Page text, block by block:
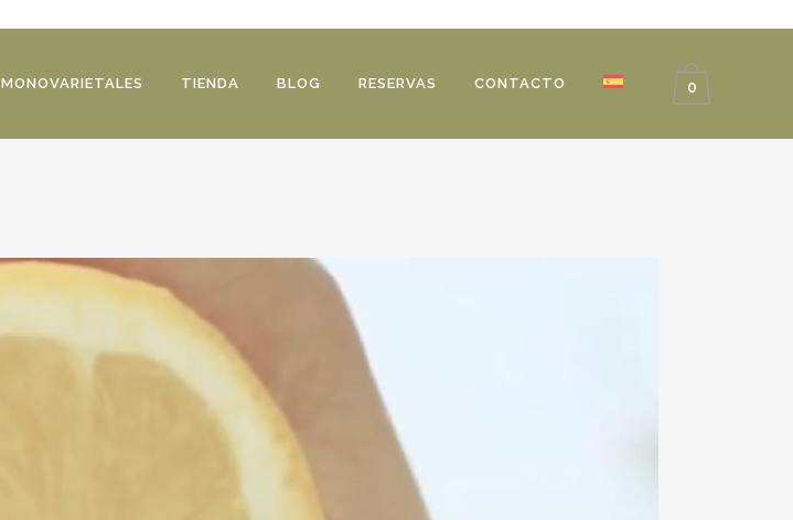
0
MONOVARIETALES TIENDA BLOG RESERVAS CONTACTO